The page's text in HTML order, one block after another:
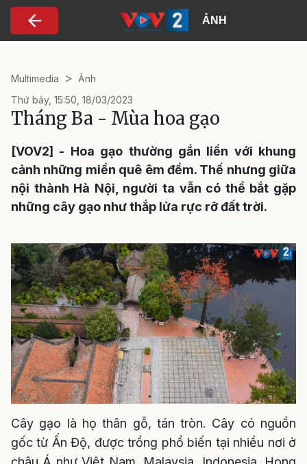
Nhảy đến nội dung
ẢNH
Multimedia
Ảnh
Thứ bảy, 15:50, 18/03/2023
Tháng Ba - Mùa hoa gạo
[VOV2] - Hoa gạo thường gắn liền với khung
cảnh những miền quê êm đềm. Thế nhưng giữa
nội thành Hà Nội, người ta vẫn có thể bắt gặp
những cây gạo như thắp lửa rực rỡ đất trời.
Cây gạo là họ thân gỗ, tán tròn. Cây có nguồn
gốc từ Ấn Độ, được trồng phổ biến tại nhiều nơi ở